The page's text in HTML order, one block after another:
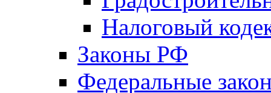
Налоговый
Законы РФ
Федеральные